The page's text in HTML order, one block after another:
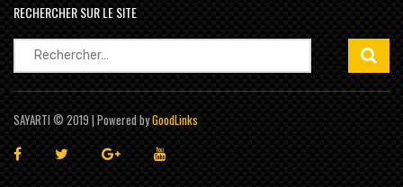
RECHERCHER SUR LE SITE
Rechercher :
SAYARTI © 2019 | Powered byGoodLinks